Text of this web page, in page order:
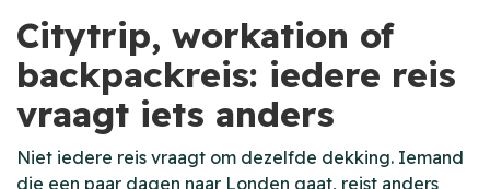
Citytrip, workation of
backpackreis: iedere reis
vraagt iets anders
Niet iedere reis vraagt om dezelfde dekking. Iemand
die een paar dagen naar Londen gaat, reist anders